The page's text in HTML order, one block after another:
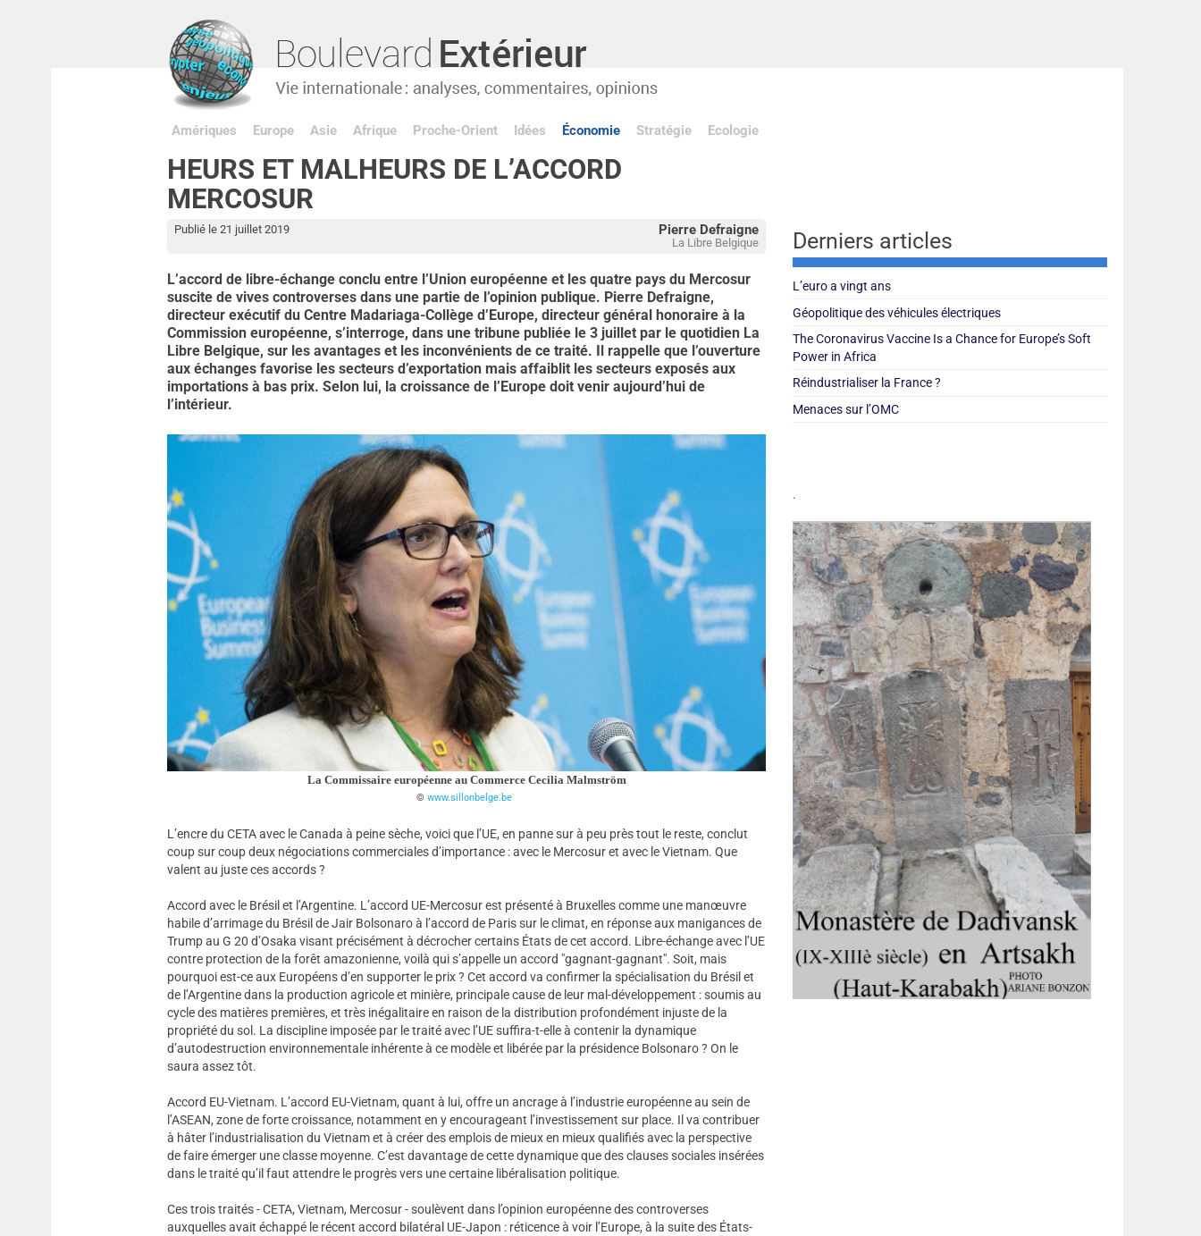
Amériques Europe Asie Afrique Proche-Orient Idées Économie Stratégie Ecologie
HEURS ET MALHEURS DE L’ACCORD
MERCOSUR
Pierre Defraigne
La Libre Belgique
Publié le 21 juillet 2019
L’accord de libre-échange conclu entre l’Union européenne et les quatre pays du Mercosur
suscite de vives controverses dans une partie de l’opinion publique. Pierre Defraigne,
directeur exécutif du Centre Madariaga-Collège d’Europe, directeur général honoraire à la
Commission européenne, s’interroge, dans une tribune publiée le 3 juillet par le quotidien La
Libre Belgique, sur les avantages et les inconvénients de ce traité. Il rappelle que l’ouverture
aux échanges favorise les secteurs d’exportation mais affaiblit les secteurs exposés aux
importations à bas prix. Selon lui, la croissance de l’Europe doit venir aujourd’hui de
l’intérieur.
La Commissaire européenne au Commerce Cecilia Malmström
www.sillonbelge.be
L’encre du CETA avec le Canada à peine sèche, voici que l’UE, en panne sur à peu près tout le reste, conclut
coup sur coup deux négociations commerciales d’importance : avec le Mercosur et avec le Vietnam. Que
valent au juste ces accords ?
Accord avec le Brésil et l’Argentine. L’accord UE-Mercosur est présenté à Bruxelles comme une manœuvre
habile d’arrimage du Brésil de Jair Bolsonaro à l’accord de Paris sur le climat, en réponse aux manigances de
Trump au G 20 d’Osaka visant précisément à décrocher certains États de cet accord. Libre-échange avec l’UE
contre protection de la forêt amazonienne, voilà qui s’appelle un accord "gagnant-gagnant". Soit, mais
pourquoi est-ce aux Européens d’en supporter le prix ? Cet accord va confirmer la spécialisation du Brésil et
de l’Argentine dans la production agricole et minière, principale cause de leur mal-développement : soumis au
cycle des matières premières, et très inégalitaire en raison de la distribution profondément injuste de la
propriété du sol. La discipline imposée par le traité avec l’UE suffira-t-elle à contenir la dynamique
d’autodestruction environnementale inhérente à ce modèle et libérée par la présidence Bolsonaro ? On le
saura assez tôt.
Accord EU-Vietnam. L’accord EU-Vietnam, quant à lui, offre un ancrage à l’industrie européenne au sein de
l’ASEAN, zone de forte croissance, notamment en y encourageant l’investissement sur place. Il va contribuer
à hâter l’industrialisation du Vietnam et à créer des emplois de mieux en mieux qualifiés avec la perspective
de faire émerger une classe moyenne. C’est davantage de cette dynamique que des clauses sociales insérées
dans le traité qu’il faut attendre le progrès vers une certaine libéralisation politique.
Ces trois traités - CETA, Vietnam, Mercosur - soulèvent dans l’opinion européenne des controverses
auxquelles avait échappé le récent accord bilatéral UE-Japon : réticence à voir l’Europe, à la suite des États-
Derniers articles
L’euro a vingt ans
Géopolitique des véhicules électriques
The Coronavirus Vaccine Is a Chance for Europe’s Soft
Power in Africa
Réindustrialiser la France ?
Menaces sur l’OMC
.